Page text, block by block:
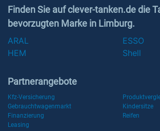
Finden Sie auf clever-tanken.de die
bevorzugten Marke in Limburg.
ARAL
ESSO
HEM
Shell
Partnerangebote
Kfz-Versicherung
Gebrauchtwagenmarkt
Kindersitze
Finanzierung
Reifen
Leasing